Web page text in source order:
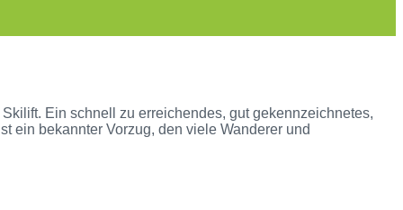
Ein schnell zu erreichendes, gut gekennzeichnetes,
ein bekannter Vorzug, den viele Wanderer und